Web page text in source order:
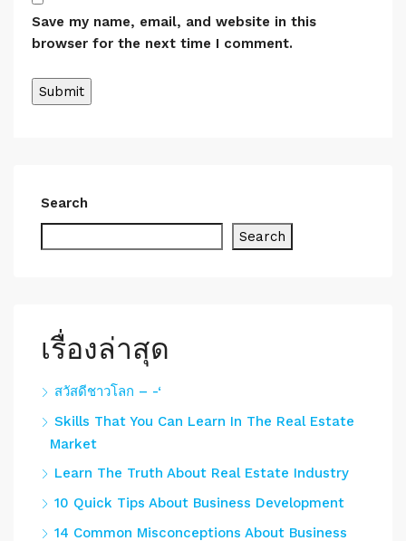
Save my name, email, and website in this
browser for the next time I comment.
Search
Search
เรื่องล่าสุด
สวัสดีชาวโลก – -‘
Skills That You Can Learn In The Real Estate
Market
Learn The Truth About Real Estate Industry
10 Quick Tips About Business Development
14 Common Misconceptions About Business